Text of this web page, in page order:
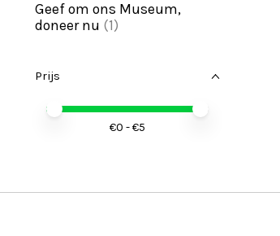
Geef om ons Museum,
doneer nu (1)
Prijs
Minimale prijswaarde
Price maximum value
€0 - €5